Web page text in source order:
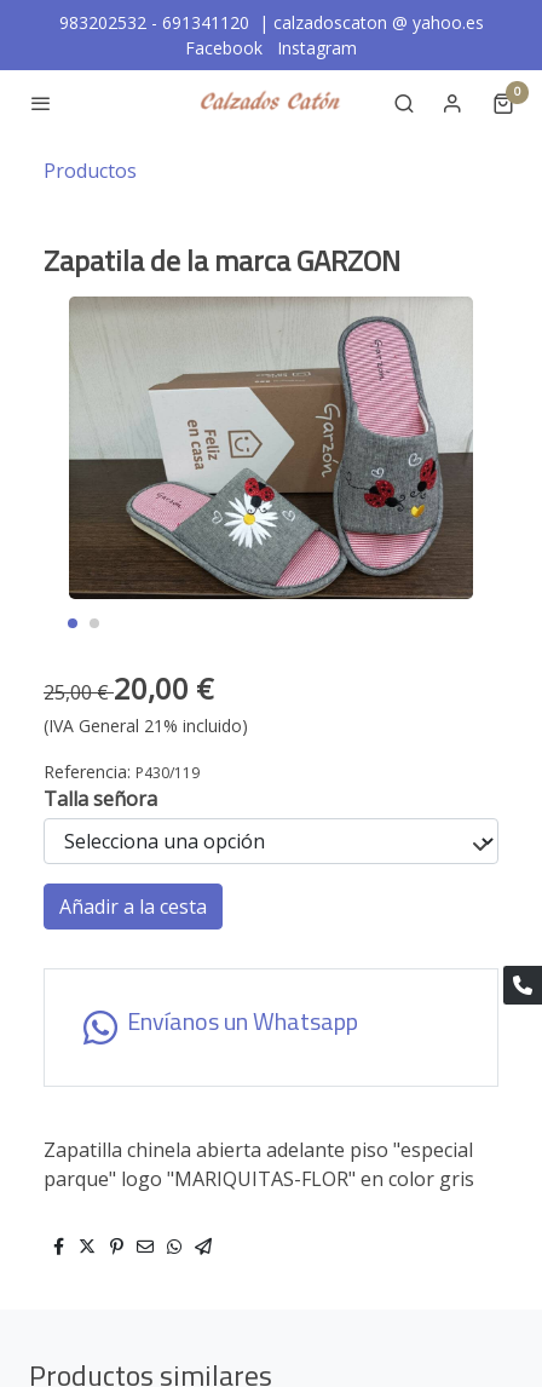
983202532 - 691341120 | calzadoscaton @ yahoo.es
Facebook
Instagram
0
Productos
Zapatila de la marca GARZON
25,00 €20,00 €
(IVA General 21% incluido)
Referencia: P430/119
Talla señora
Añadir a la cesta
Envíanos un Whatsapp
Zapatilla chinela abierta adelante piso "especial
parque" logo "MARIQUITAS-FLOR" en color gris
Productos similares